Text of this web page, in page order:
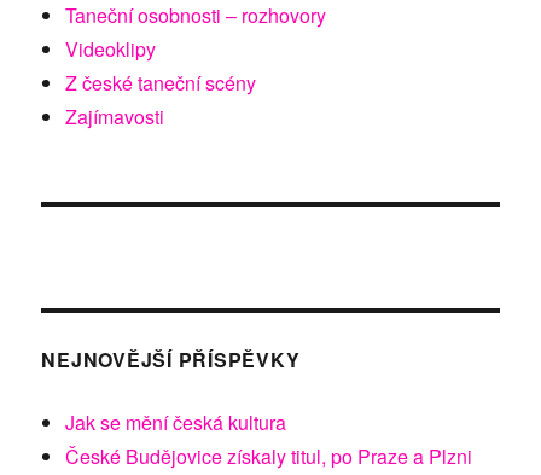
Taneční osobnosti – rozhovory
Videoklipy
Z české taneční scény
Zajímavosti
NEJNOVĚJŠÍ PŘÍSPĚVKY
Jak se mění česká kultura
České Budějovice získaly titul, po Praze a Plzni